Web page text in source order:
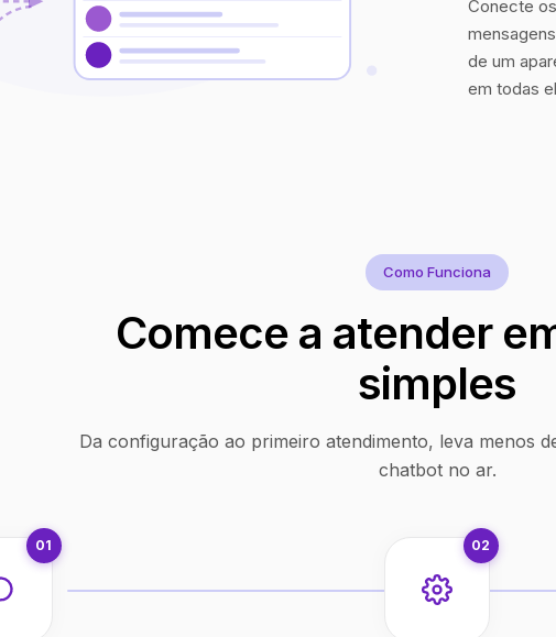
Conecte
de um
em todas
Como Funciona
Comece a atender
simples
Da configuração ao primeiro atendimento, leva menos
chatbot no ar.
01 02